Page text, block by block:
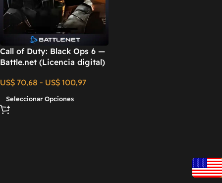
Call of Duty: Black Ops 6 —
Battle.net (Licencia digital)
US$ 70,68 - US$ 100,97
Seleccionar Opciones